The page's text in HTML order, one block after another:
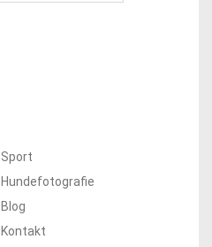
Sport
Hundefotografie
Blog
Kontakt